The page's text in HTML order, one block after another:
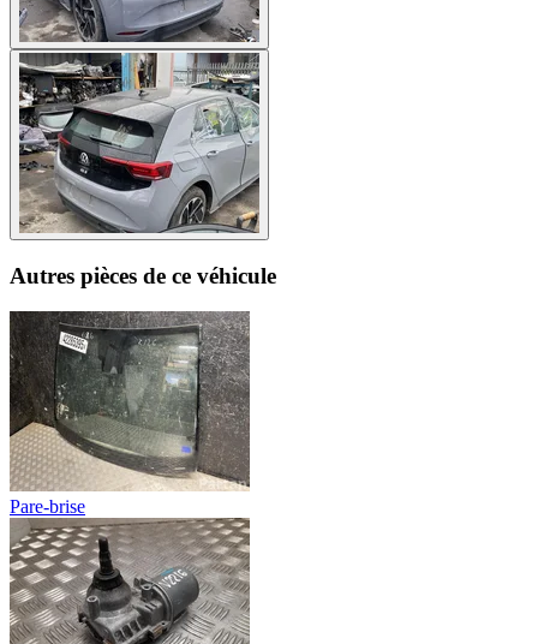
Autres pièces de ce véhicule
Pare-brise